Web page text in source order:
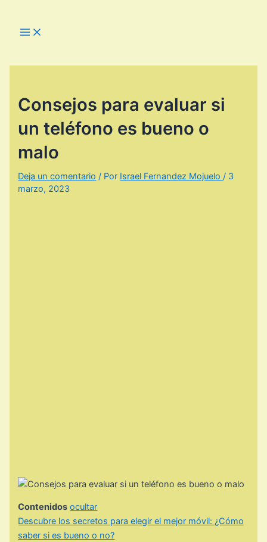
Main
Menu
Consejos para evaluar si
un teléfono es bueno o
malo
Deja un comentario / Por Israel Fernandez Mojuelo/ 3
marzo, 2023
Contenidos ocultar
Descubre los secretos para elegir el mejor móvil: ¿Cómo
saber si es bueno o no?